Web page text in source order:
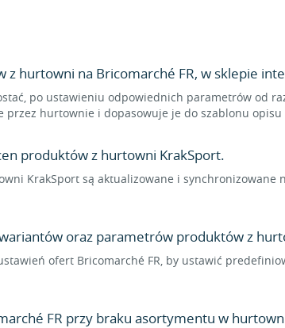
hurtowni na Bricomarché FR, w sklepie
po ustawieniu odpowiednich parametrów od
hurtownie i dopasowuje je do szablonu
produktów z hurtowni KrakSport.
KrakSport są aktualizowane i synchronizowane
oraz parametrów produktów z
ofert Bricomarché FR, by ustawić
FR przy braku asortymentu w